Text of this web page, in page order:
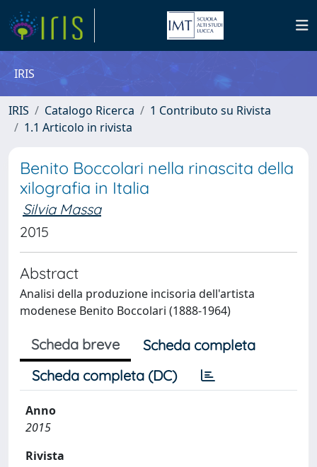
IRIS
IRIS Catalogo Ricerca
1 Contributo su Rivista
1.1 Articolo in rivista
Benito Boccolari nella rinascita della
xilografia in Italia
Silvia Massa
2015
Abstract
Analisi della produzione incisoria dell'artista
modenese Benito Boccolari (1888-1964)
Scheda breve
Scheda completa
Scheda completa (DC)
Anno
2015
Rivista